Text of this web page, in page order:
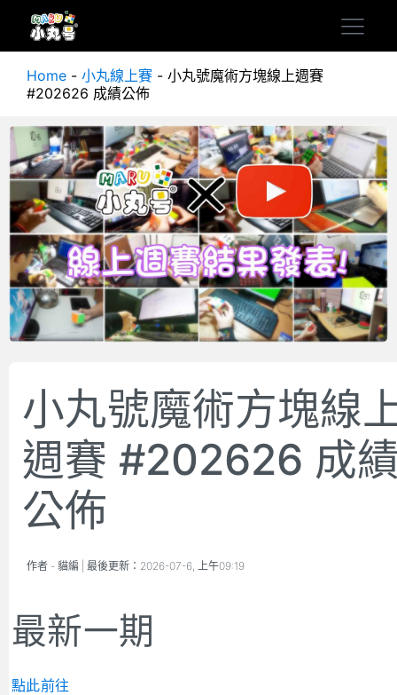
Home - 小丸線上賽 - 小丸號魔術方塊線上週賽
#202626 成績公佈
小丸號魔術方塊線
週賽 #202626 成
公佈
作者 - 貓編 | 最後更新： 2026-07-6, 上午09:19
最新一期
點此前往